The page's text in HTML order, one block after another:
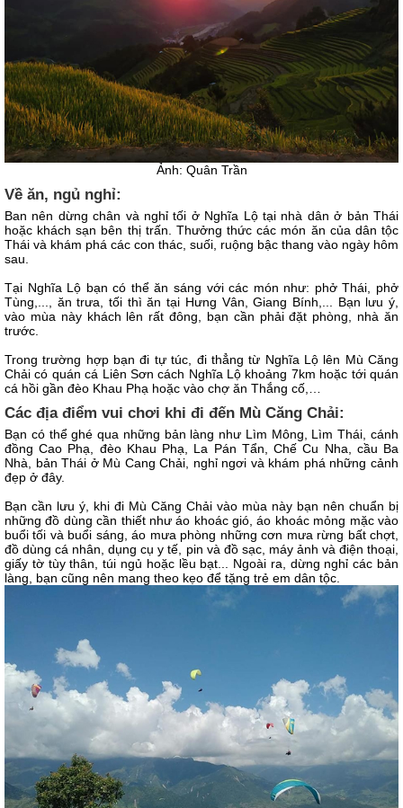
Ảnh: Quân Trần
Về ăn, ngủ nghỉ:
Ban nên dừng chân và nghỉ tối ở Nghĩa Lộ tại nhà dân ở bản Thái
hoặc khách sạn bên thị trấn. Thưởng thức các món ăn của dân tộc
Thái và khám phá các con thác, suối, ruộng bậc thang vào ngày hôm
sau.
Tại Nghĩa Lộ bạn có thể ăn sáng với các món như: phở Thái, phở
Tùng,..., ăn trưa, tối thì ăn tại Hưng Vân, Giang Bính,... Bạn lưu ý,
vào mùa này khách lên rất đông, bạn cần phải đặt phòng, nhà ăn
trước.
Trong trường hợp bạn đi tự túc, đi thẳng từ Nghĩa Lộ lên Mù Căng
Chải có quán cá Liên Sơn cách Nghĩa Lộ khoảng 7km hoặc tới quán
cá hồi gần đèo Khau Phạ hoặc vào chợ ăn Thắng cố,…
Các địa điểm vui chơi khi đi đến Mù Căng Chải:
Bạn có thể ghé qua những bản làng như Lìm Mông, Lìm Thái, cánh
đồng Cao Phạ, đèo Khau Phạ, La Pán Tẩn, Chế Cu Nha, cầu Ba
Nhà, bản Thái ở Mù Cang Chải, nghỉ ngơi và khám phá những cảnh
đẹp ở đây.
Bạn cần lưu ý, khi đi Mù Căng Chải vào mùa này bạn nên chuẩn bị
những đồ dùng cần thiết như áo khoác gió, áo khoác mỏng mặc vào
buổi tối và buổi sáng, áo mưa phòng những cơn mưa rừng bất chợt,
đồ dùng cá nhân, dụng cụ y tế, pin và đồ sạc, máy ảnh và điện thoại,
giấy tờ tùy thân, túi ngủ hoặc lều bạt... Ngoài ra, dừng nghỉ các bản
làng, bạn cũng nên mang theo kẹo để tặng trẻ em dân tộc.